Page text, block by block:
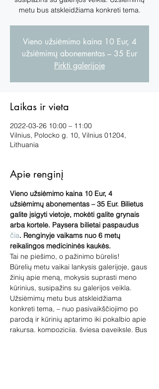
metu bus atskleidžiama konkreti tema.
Vieno užsiėmimo kaina 10 Eur, 4
užsiėmimų abonementas – 35 Eur
Pirkti galerijoje
Laikas ir vieta
2022-03-26 10:00 – 11:00
Vilnius, Polocko g. 10, Vilnius 01204,
Lithuania
Apie renginį
Vieno užsiėmimo kaina 10 Eur, 4
užsiėmimų abonementas – 35 Eur. Bilietus
galite įsigyti vietoje, mokėti galite grynais
arba kortele. Paysera bilietai paspaudus
čia. Renginyje vaikams nuo 6 metų
reikalingos medicininės kaukės.
Tai ne piešimo, o pažinimo būrelis!
Būrelių metu vaikai lankysis galerijoje, gaus
žinių apie meną, mokysis suprasti meno
kūrinius, susipažins su galerijos veikla.
Užsiėmimų metu bus atskleidžiama
konkreti tema, – nuo pasivaikščiojimo po
parodą ir kūrinių aptarimo iki pokalbio apie
rakursą, kompoziciją, šviesą paveiksle. Bus